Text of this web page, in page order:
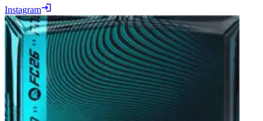
Instagram